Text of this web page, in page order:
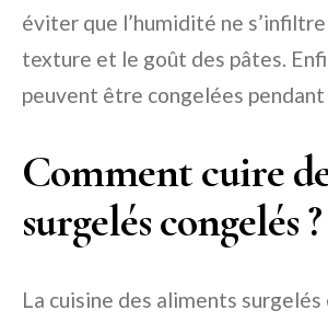
éviter que l’humidité ne
texture et le goût des pâtes.
peuvent être congelées pendant
Comment cuire
surgelés congelés ?
La cuisine des aliments